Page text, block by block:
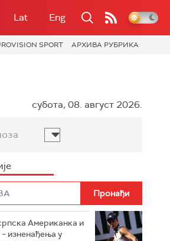
Lat Eng
SPORT АРХИВА РУБРИКА
субота, 08. август 2026.
Американка и
изненађења у